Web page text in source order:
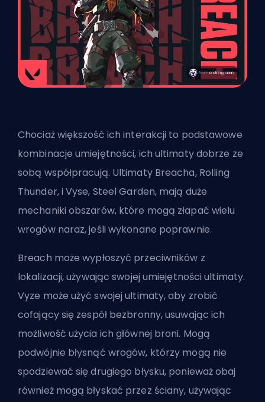
Chociaż większość ich interakcji to podstawowe
kombinacje umiejętności, ich ultimaty dobrze ze
sobą współpracują. Ultimaty Breacha, Rolling
Thunder, i Vyse, Steel Garden, mają duże
mechaniki obszarów, które mogą złapać wielu
wrogów naraz, jeśli wykonane poprawnie.
Breach może wypłoszyć przeciwników z
lokalizacji, używając swojej umiejętności ultimaty.
Vyze może użyć swojej ultimaty, aby zrobić
cofający się zespół bezbronny, usuwając ich
możliwość użycia ich głównej broni. Mogą
podwójnie błysnąć wrogów, którzy mogą nie
spodziewać się drugiego błysku, ponieważ obaj
również mogą błyskać przez ściany, używając